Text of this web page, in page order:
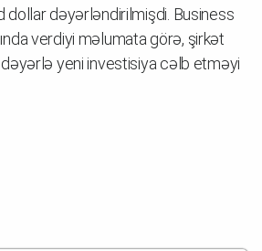
dollar dəyərləndirilmişdi. Business
verdiyi məlumata görə, şirkət
yeni investisiya cəlb etməyi